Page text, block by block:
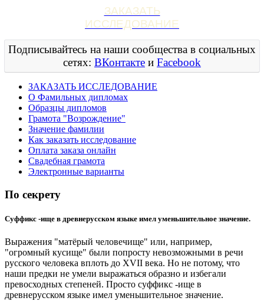
ЗАКАЗАТЬ
ИССЛЕДОВАНИЕ
Подписывайтесь на наши сообщества в социальных
сетях: ВКонтакте и Facebook
ЗАКАЗАТЬ ИССЛЕДОВАНИЕ
О Фамильных дипломах
Образцы дипломов
Грамота "Возрождение"
Значение фамилии
Как заказать исследование
Оплата заказа онлайн
Свадебная грамота
Электронные варианты
По секрету
Суффикс -ище в древнерусском языке имел уменьшительное значение.
Выражения "матёрый человечище" или, например,
"огромный кусище" были попросту невозможными в речи
русского человека вплоть до XVII века. Но не потому, что
наши предки не умели выражаться образно и избегали
превосходных степеней. Просто суффикс -ище в
древнерусском языке имел уменьшительное значение.